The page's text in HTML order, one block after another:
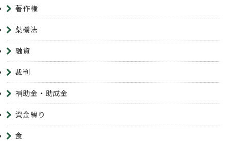
著作権
薬機法
融資
裁判
補助金・助成金
資金繰り
食